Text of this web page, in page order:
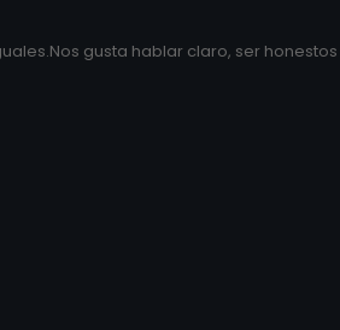
gusta hablar claro, ser